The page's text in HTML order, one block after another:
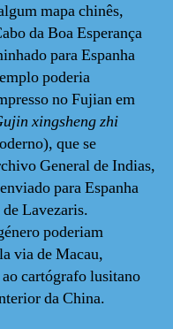
mapa chinês,
da Boa Esperança
para Espanha
poderia
no Fujian em
xingsheng zhi
que se
General de Indias,
para Espanha
Lavezaris.
poderiam
via de Macau,
cartógrafo lusitano
da China.